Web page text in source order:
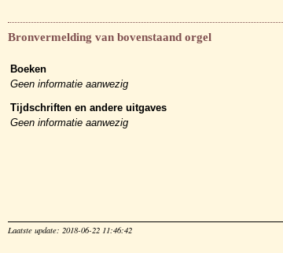
Bronvermelding van bovenstaand orgel
Boeken
Geen informatie aanwezig
Tijdschriften en andere uitgaves
Geen informatie aanwezig
Laatste update: 2018-06-22 11:46:42